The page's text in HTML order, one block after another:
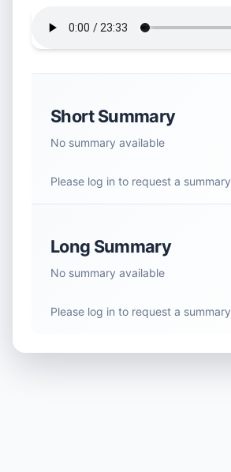
Short Summary
No summary available
Please log in to request a summary
Long Summary
No summary available
Please log in to request a summary